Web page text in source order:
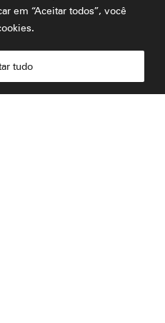
em “Aceitar todos”, você
tudo